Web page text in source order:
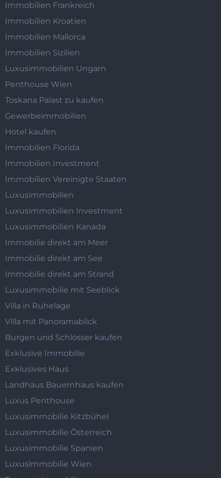
Immobilien Frankreich
Immobilien Kroatien
Immobilien Mallorca
Immobilien Sizilien
Luxusimmobilien Ungarn
Penthouse Wien
Toskana Palast zu kaufen
Gewerbeimmobilien
Hotel kaufen
Immobilien Florida
Immobilien Investment
Immobilien Vereinigte Staaten
Luxusimmobilien
Luxusimmobilien Investment
Luxusimmobilien Kanada
Immobilie direkt am Meer
Immobilie direkt am See
Immobilie direkt am Strand
Luxusimmobilie mit Seeblick
Villa in Ruhelage
Villa mit Panoramablick
Burgen und Schlösser kaufen
Exklusive Immobilie
Exklusives Haus
Landhaus Bauernhaus kaufen
Luxus Penthouse
Luxusimmobilie Kitzbühel
Luxusimmobilie Österreich
Luxusimmobilie Spanien
Luxusimmobilie Wien